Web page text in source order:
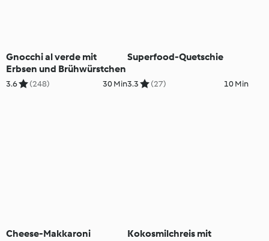
Gnocchi al verde mit
Erbsen und Brühwürstchen
3.6 (248) 30 Min
Superfood-Quetschie
3.3 (27) 10 Min
Cheese-Makkaroni
Kokosmilchreis mit